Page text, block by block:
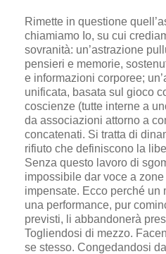
Rimette in questione
chiamiamo Io, su cui
sovranità: un’astrazione
pensieri e memorie,
e informazioni corporee;
unificata, basata sul gioco
coscienze (tutte interne a
da associazioni attorno a
concatenati. Si tratta di
rifiuto che definiscono la
Senza questo lavoro di
impossibile dar voce a
impensate. Ecco perché un
una performance, pur
previsti, li abbandonerà
Togliendosi di mezzo.
se stesso. Congedandosi